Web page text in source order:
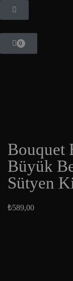
0
Bouquet
Büyük
Sütyen
₺589,00